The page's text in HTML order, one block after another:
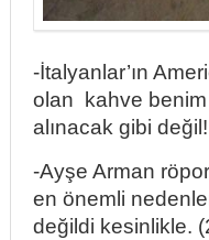
-İtalyanlar’ın
olan kahve benim
alınacak gibi
-Ayşe Arman
en önemli
değildi kesinlikle.